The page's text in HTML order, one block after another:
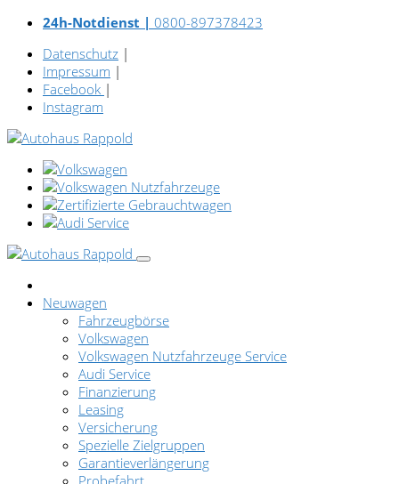
24h-Notdienst | 0800-897378423
Datenschutz |
Impressum |
Facebook |
Instagram
Neuwagen
Fahrzeugbörse
Volkswagen
Volkswagen Nutzfahrzeuge Service
Audi Service
Finanzierung
Leasing
Versicherung
Spezielle Zielgruppen
Garantieverlängerung
Probefahrt